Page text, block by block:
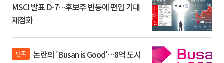
MSCI 발표 D-7…후보주 반등에 편입 기대
재점화
단독